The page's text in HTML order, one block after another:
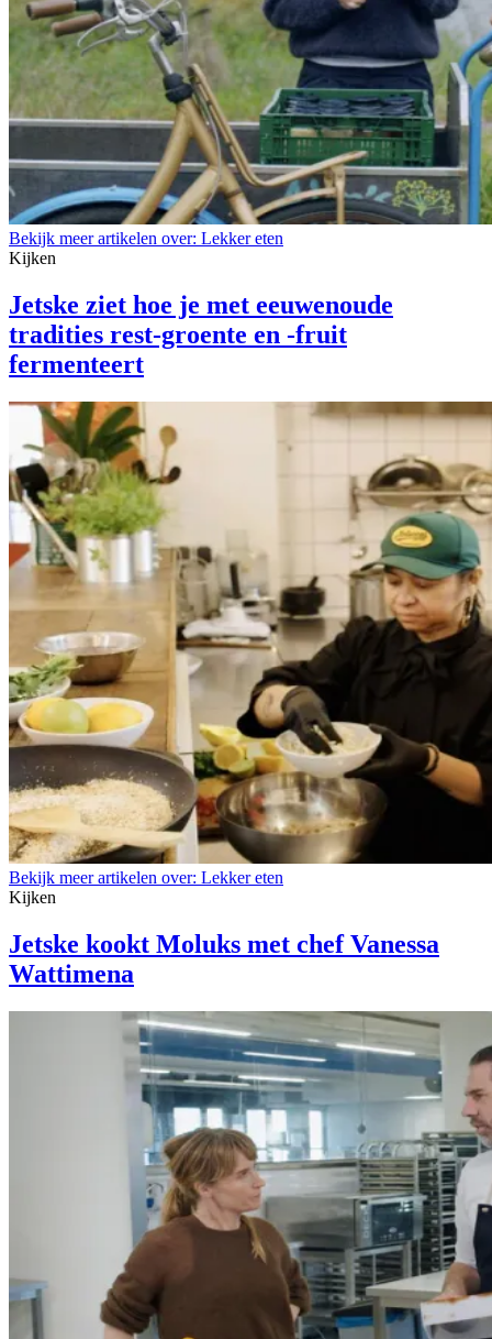
Bekijk meer artikelen over: Lekker eten
Kijken
Jetske ziet hoe je met eeuwenoude
tradities rest-groente en -fruit
fermenteert
Bekijk meer artikelen over: Lekker eten
Kijken
Jetske kookt Moluks met chef Vanessa
Wattimena